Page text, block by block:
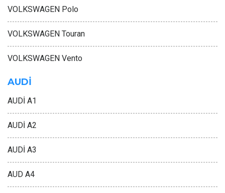
VOLKSWAGEN Polo
VOLKSWAGEN Touran
VOLKSWAGEN Vento
AUDİ
AUDİ A1
AUDİ A2
AUDİ A3
AUD A4